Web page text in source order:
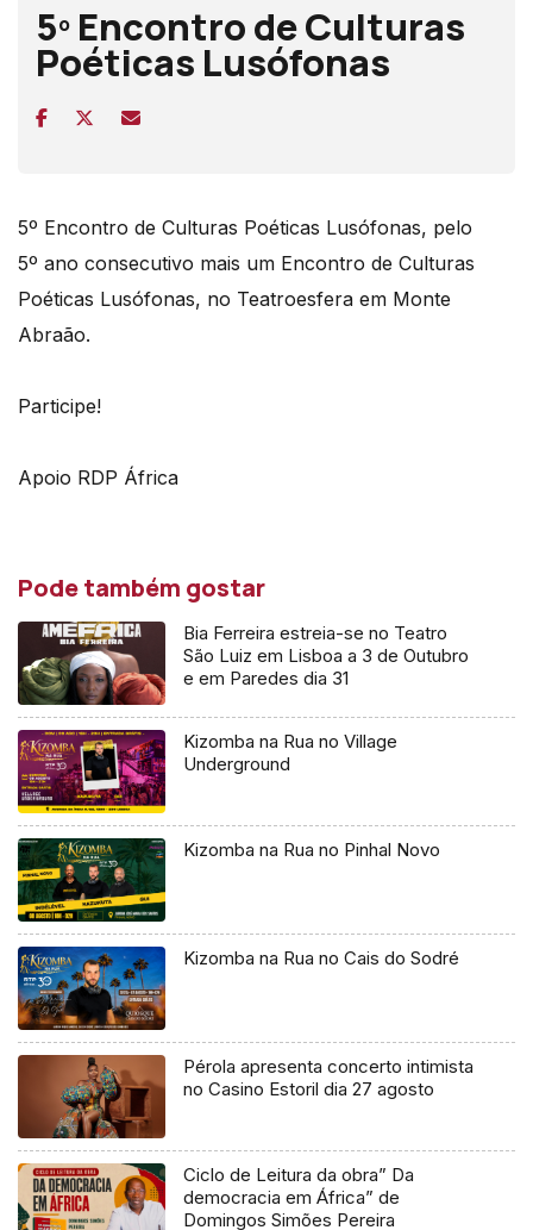
5º Encontro de Culturas
Poéticas Lusófonas
5º Encontro de Culturas Poéticas Lusófonas, pelo
5º ano consecutivo mais um Encontro de Culturas
Poéticas Lusófonas, no Teatroesfera em Monte
Abraão.
Participe!
Apoio RDP África
Pode também gostar
Bia Ferreira estreia-se no Teatro
São Luiz em Lisboa a 3 de Outubro
e em Paredes dia 31
Kizomba na Rua no Village
Underground
Kizomba na Rua no Pinhal Novo
Kizomba na Rua no Cais do Sodré
Pérola apresenta concerto intimista
no Casino Estoril dia 27 agosto
Ciclo de Leitura da obra” Da
democracia em África” de
Domingos Simões Pereira